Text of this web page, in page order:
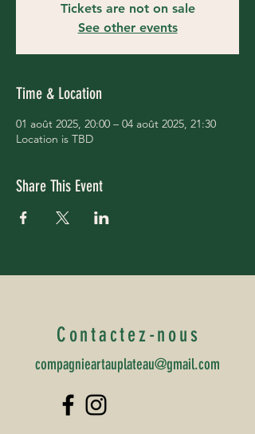
Tickets are not on sale
See other events
Time & Location
01 août 2025, 20:00 – 04 août 2025, 21:30
Location is TBD
Share This Event
Contactez-nous
compagnieartauplateau@gmail.com